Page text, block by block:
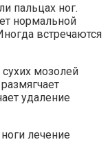
пальцах ног.
нормальной
встречаются
мозолей
удаление
лечение